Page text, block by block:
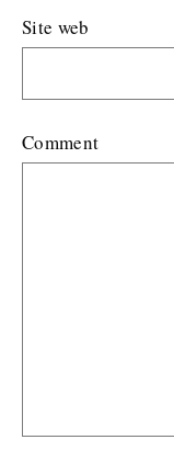
Site web
Comment